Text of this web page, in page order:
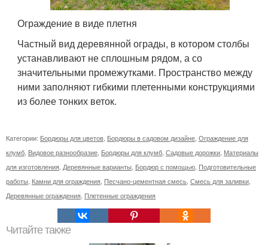
Ограждение в виде плетня
Частный вид деревянной ограды, в котором столбы
устанавливают не сплошным рядом, а со
значительными промежутками. Пространство между
ними заполняют гибкими плетенными конструкциями
из более тонких веток.
Категории: Бордюры для цветов Бордюры в садовом дизайне Ограждение для
клумб Видовое разнообразие Бордюры для клумб Садовые дорожки Материалы
для изготовления Деревянные варианты Бордюр с помощью Подготовительные
работы Камни для ограждения Песчано-цементная смесь Смесь для заливки
Деревянные ограждения Плетенные ограждения
Читайте также